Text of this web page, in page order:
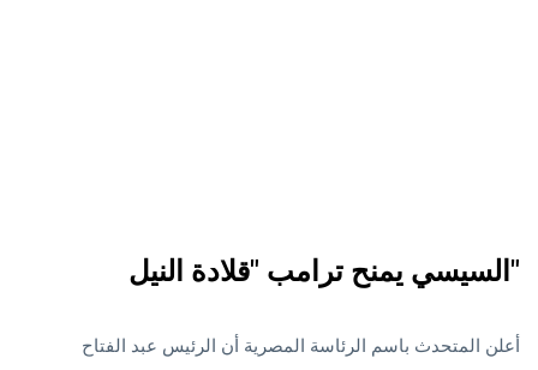
السيسي يمنح ترامب "قلادة النيل"
أعلن المتحدث باسم الرئاسة المصرية أن الرئيس عبد الفتاح